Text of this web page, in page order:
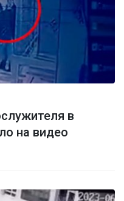
в
на видео